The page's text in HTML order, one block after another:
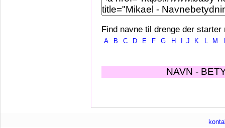
Find navne til drenge der starter
A B C D E F G H J K L M
NAVN -